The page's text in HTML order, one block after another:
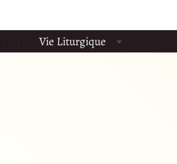
Vie Liturgique